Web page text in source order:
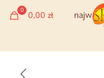
0 0,00 zł